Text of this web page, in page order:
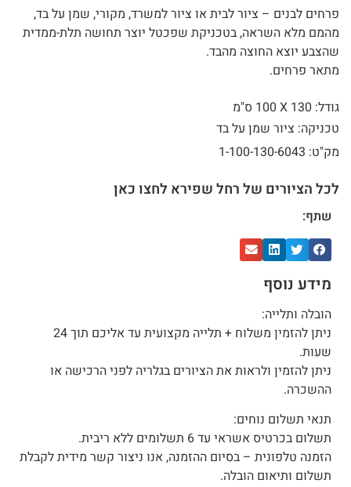
פרחים לבנים – ציור לבית או ציור למשרד, מקורי, שמן על בד,
מהמם מלא השראה, בטכניקת שפכטל יוצר תחושה תלת-ממדית
שהצבע יוצא החוצה מהבד.
מתאר פרחים.
גודל: 130 X
100 ס"מ
טכניקה: ציור שמן על בד
מק"ט: 1-100-130-6043
לכל הציורים של רחל שפירא לחצו כאן
שתף:
מידע נוסף
הובלה ותלייה:
ניתן להזמין משלוח + תלייה מקצועית עד אליכם תוך 24
שעות.
ניתן להזמין ולראות את הציורים בגלריה לפני הרכישה או
ההשכרה.
תנאי תשלום נוחים:
תשלום בכרטיס אשראי עד 6 תשלומים ללא ריבית.
הזמנה טלפונית – בסיום ההזמנה, אנו ניצור קשר מידית לקבלת
תשלום ותיאום הובלה.